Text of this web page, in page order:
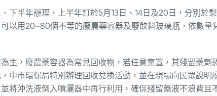
下半年辦理，上半年訂於5月13日、14日及20日，分別於
以用20~80個不等的廢農藥容器及廢飲料玻璃瓶，依數
主，廢農藥容器為常見回收物，若任意棄置，其殘留藥
中市環保局特別辦理回收兌換活動，並在現場向民眾說明
將沖洗液倒入噴灑器中再行利用，確保殘留藥液不浪費